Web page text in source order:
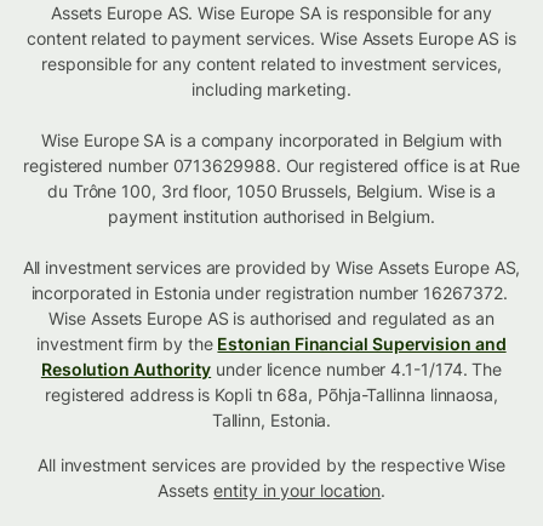
Assets Europe AS. Wise Europe SA is responsible for any
content related to payment services. Wise Assets Europe AS is
responsible for any content related to investment services,
including marketing.
Wise Europe SA is a company incorporated in Belgium with
registered number 0713629988. Our registered office is at Rue
du Trône 100, 3rd floor, 1050 Brussels, Belgium. Wise is a
payment institution authorised in Belgium.
All investment services are provided by Wise Assets Europe AS,
incorporated in Estonia under registration number 16267372.
Wise Assets Europe AS is authorised and regulated as an
investment firm by the Estonian Financial Supervision and
Resolution Authority under licence number 4.1-1/174. The
registered address is Kopli tn 68a, Põhja-Tallinna linnaosa,
Tallinn, Estonia.
All investment services are provided by the respective Wise
Assetsentity in your location.